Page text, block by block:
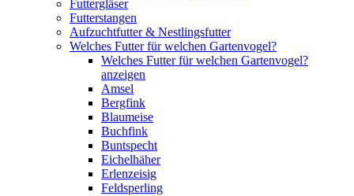
Futtergläser
Futterstangen
Aufzuchtfutter & Nestlingsfutter
Welches Futter für welchen Gartenvogel?
Welches Futter für welchen Gartenvogel?
anzeigen
Amsel
Bergfink
Blaumeise
Buchfink
Buntspecht
Eichelhäher
Erlenzeisig
Feldsperling